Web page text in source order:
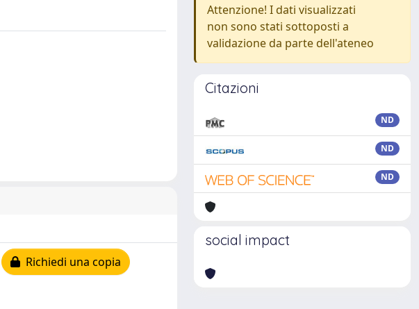
Richiedi una copia
Attenzione! I dati visualizzati
non sono stati sottoposti a
validazione da parte dell'ateneo
Citazioni
ND
ND
ND
social impact